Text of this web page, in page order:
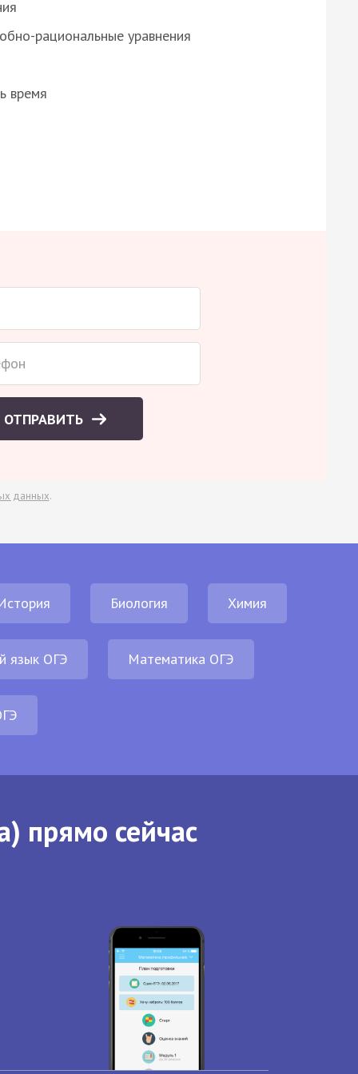
рациональные уравнения
время
ОТПРАВИТЬ
данных.
Биология Химия
язык ОГЭ Математика ОГЭ
прямо сейчас